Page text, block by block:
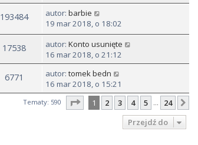
193484 autor: barbie
19 mar 2018, o 18:02
17538 autor: Konto usunięte
16 mar 2018, o 21:12
6771 autor: tomek bedn
16 mar 2018, o 15:21
Tematy: 590 Strona1 z24
1 2 3 4 5 … 24
Przejdź do